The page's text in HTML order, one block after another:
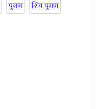
पुराण
शिव पुराण